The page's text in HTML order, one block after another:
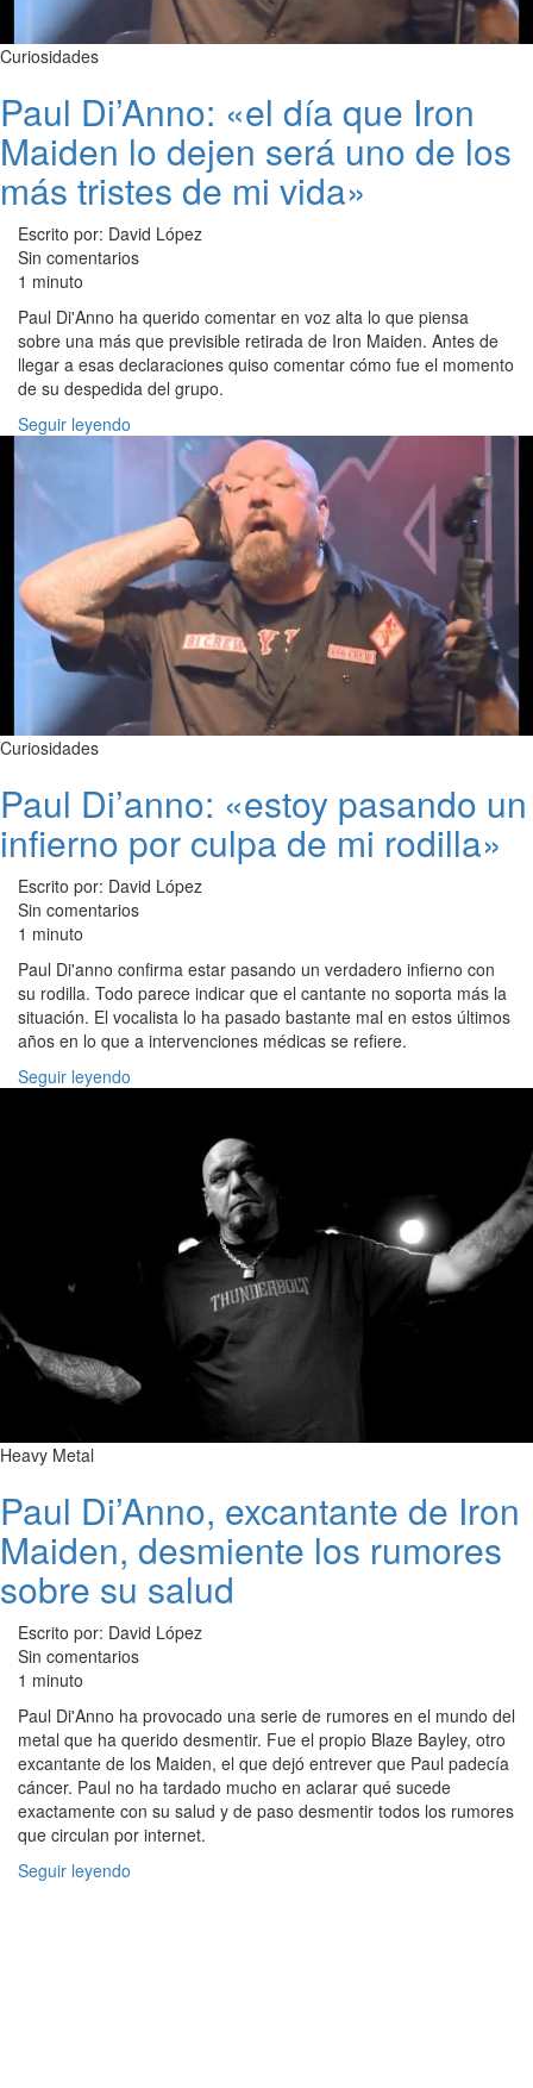
Curiosidades
Paul Di’Anno: «el día que Iron
Maiden lo dejen será uno de los
más tristes de mi vida»
Escrito por: David López
Sin comentarios
1 minuto
Paul Di'Anno ha querido comentar en voz alta lo que piensa
sobre una más que previsible retirada de Iron Maiden. Antes de
llegar a esas declaraciones quiso comentar cómo fue el momento
de su despedida del grupo.
Seguir leyendo
Curiosidades
Paul Di’anno: «estoy pasando un
infierno por culpa de mi rodilla»
Escrito por: David López
Sin comentarios
1 minuto
Paul Di'anno confirma estar pasando un verdadero infierno con
su rodilla. Todo parece indicar que el cantante no soporta más la
situación. El vocalista lo ha pasado bastante mal en estos últimos
años en lo que a intervenciones médicas se refiere.
Seguir leyendo
Heavy Metal
Paul Di’Anno, excantante de Iron
Maiden, desmiente los rumores
sobre su salud
Escrito por: David López
Sin comentarios
1 minuto
Paul Di'Anno ha provocado una serie de rumores en el mundo del
metal que ha querido desmentir. Fue el propio Blaze Bayley, otro
excantante de los Maiden, el que dejó entrever que Paul padecía
cáncer. Paul no ha tardado mucho en aclarar qué sucede
exactamente con su salud y de paso desmentir todos los rumores
que circulan por internet.
Seguir leyendo